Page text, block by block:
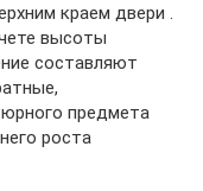
краем двери .
высоты
составляют
предмета
роста